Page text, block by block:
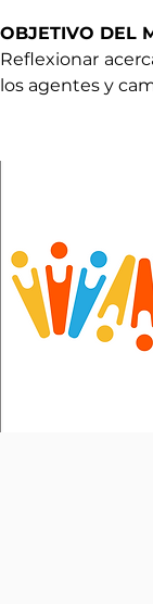
OBJETIVO DEL
Reflexionar
los agentes y